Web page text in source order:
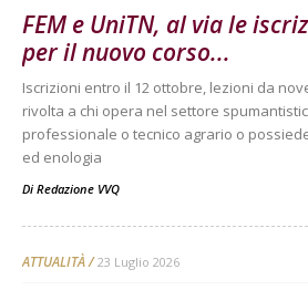
FEM e UniTN, al via le
per il nuovo corso...
Iscrizioni entro il 12 ottobre, lezioni da
rivolta a chi opera nel settore
professionale o tecnico agrario o
ed enologia
Di Redazione VVQ
ATTUALITÀ 23 Luglio 2026